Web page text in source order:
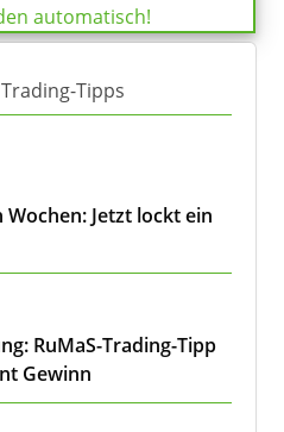
automatisch!
Trading-Tipps
Jetzt lockt ein
RuMaS-Trading-Tipp
Gewinn